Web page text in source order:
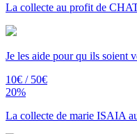
La collecte au profit de
Je les aide pour qu ils soient
10€ / 50€
20%
La collecte de marie ISAIA